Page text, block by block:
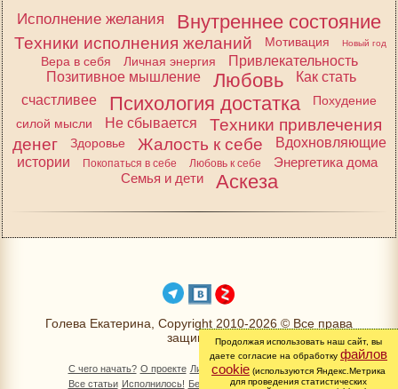
Исполнение желания
Внутреннее состояние
Техники исполнения желаний Мотивация Новый год
Вера в себя Личная энергия
Привлекательность
Позитивное мышление
Любовь
Как стать
счастливее
Психология достатка
Похудение
силой мысли
Не сбывается
Техники привлечения
денег
Здоровье Жалость к себе
Вдохновляющие
истории
Покопаться в себе Любовь к себе
Энергетика дома
Семья и дети
Аскеза
Голева Екатерина, Copyright 2010-2026 © Все права
защищены
С чего начать? О проекте Личный раздел Книга Желаний
Все статьи Исполнилось! Бесплатно! Изменимся вместе
Продолжая использовать наш сайт, вы
даете согласие на обработку файлов
cookie (используются Яндекс.Метрика
для проведения статистических